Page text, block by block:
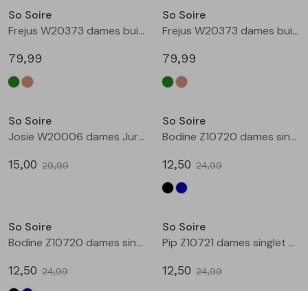
Blouses lange mouw
Sweatshirts
Jackjes
Blazers
Bermuda's
Lange broek
Jackjes
Jassen
Rokken
Lange broeken
Lange broeken
Leggings
Tops
Vesten
So Soire
Frejus W20373 dames buiten jack Groen
79,99
So Soire
Frejus W20373 dames buiten jack Ecru naturel
79,99
So Soire
Josie W20006 dames Jurk Bruin
15,00 29,99
So Soire
Bodine Z10720 dames singlet Zwart
12,50 24,99
So Soire
Bodine Z10720 dames singlet Marine
12,50 24,99
So Soire
Pip Z10721 dames singlet Ecru
12,50 24,99